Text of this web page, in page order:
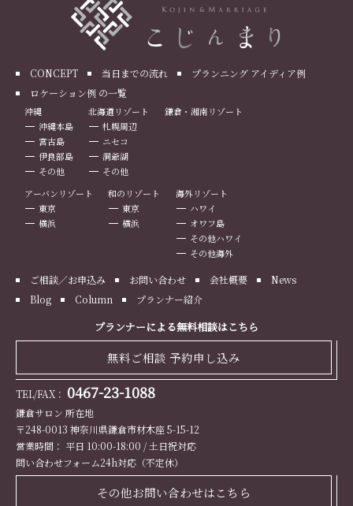
CONCEPT 当日までの流れ
プランニング アイディア例
ロケーション例 の一覧
沖縄
沖縄本島
宮古島
伊良部島
その他
北海道リゾート
札幌周辺
ニセコ
洞爺湖
その他
鎌倉・湘南リゾート
アーバンリゾート
東京
横浜
和のリゾート
東京
横浜
海外リゾート
ハワイ
オワフ島
その他ハワイ
その他海外
ご相談／お申込み お問い合わせ 会社概要
News
Blog
Column プランナー紹介
プランナーによる無料相談はこちら
無料ご相談 予約申し込み
TEL/FAX： 0467-23-1088
鎌倉サロン 所在地
〒248-0013 神奈川県鎌倉市材木座 5-15-12
営業時間： 平日 10:00-18:00 / 土日祝対応
問い合わせフォーム24h対応（不定休）
その他お問い合わせはこちら